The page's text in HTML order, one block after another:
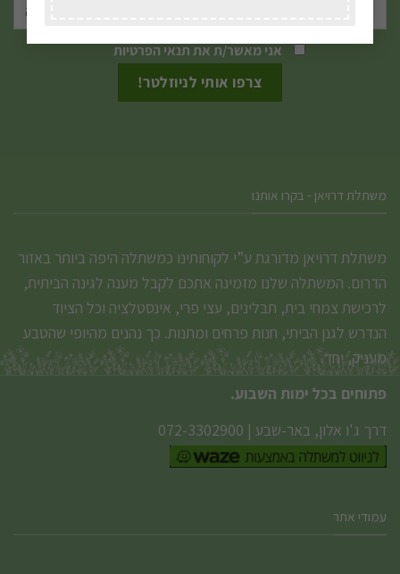
בעמוד
אני מאשר/ת אתתנאי הפרטיות
משתלת דרויאן - בקרו אותנו
משתלת דרויאן מדורגת ע”י לקוחותינו כמשתלה היפה ביותר באזור
הדרום. המשתלה שלנו מזמינה אתכם לקבל מענה לגינה הביתית,
לרכישת צמחי בית, תבלינים, עצי פרי, אינסטלציה וכל הציוד
הנדרש לגנן הביתי, חנות פרחים ומתנות. כך נהנים מהיופי שהטבע
מעניק, יחד.
פתוחים בכל ימות השבוע.
דרך ג'ו אלון, באר-שבע |
072-3302900
עמודי אתר